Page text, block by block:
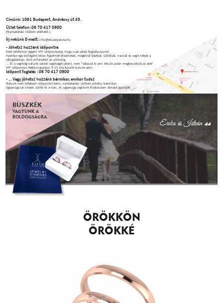
Címünk: 1061 Budapest, Andrássy út 43.
Üzlet telefon: 06 70 417 0900
(Nyitvatartási időben elérhető.)
Írj nekünk E-mailt:info@ekszerpalota.hu
- Jöhetsz hozzánk időpontra
Kérd telefonon egyéni VIP időpontodat, hogy csak veled foglalkozzunk!
Ilyenkor egy kollégánk teljes figyelmét élvezheted, megkínál kávéval, üdítőval, nasival és segít neked a
válogatásban, első pillanattól az utolsóig.
... És a segítség nálunk valódi segítséget jelent, nem "válaszd ki ami tetszik aztán megbeszéljük az árat"
VIP időpontot Hétköznapokon 9-15 óra között tudunk adni.
Időpont foglalás : 06 70 417 0900
- ... Vagy jöhetsz hozzánk bármikor, amikor tudsz
Nálunk nem kötelező időpontot kérni, nyitvatartási időben jöhetsz bármikor.
Ugyanúgy jár a kávé, üdítő és a nasi, és ugyanúgy segítünk kiválasztani álmaid gyűrűjét.
BÜSZKÉK
VAGYUNK A
BOLDOGSÁGRA.
Erika és István
ÖRÖKKÖN
ÖRÖKKÉ